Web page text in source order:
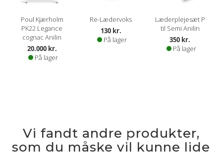
Poul Kjærholm
PK22 Legance
cognac Anilin
20.000 kr.
På lager
Re-Lædervoks
130 kr.
På lager
Læderplejesæt P
til Semi Anilin
350 kr.
På lager
Vi fandt andre produkter,
som du måske vil kunne lide